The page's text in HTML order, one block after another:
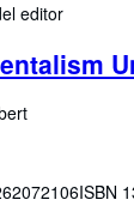
editor
ISBN